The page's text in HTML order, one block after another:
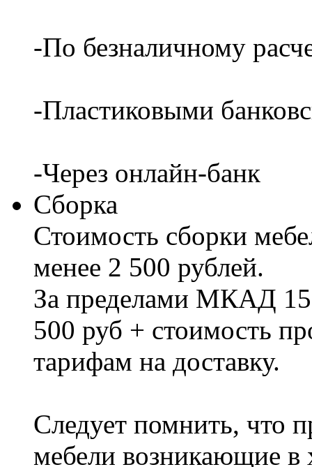
-По безналичному
-Пластиковыми
-Через онлайн-банк
Сборка
Стоимость сборки
менее 2 500 рублей.
За пределами МКАД
500 руб + стоимость
тарифам на доставку.
Следует помнить, что
мебели возникающие в